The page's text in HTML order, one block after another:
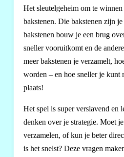
Het sleutelgeheim om te
bakstenen. Die bakstenen zijn
bakstenen bouw je een brug
sneller vooruitkomt en de
meer bakstenen je verzamelt,
worden – en hoe sneller je kunt
plaats!
Het spel is super verslavend en
denken over je strategie. Moet
verzamelen, of kun je beter
is het snelst? Deze vragen